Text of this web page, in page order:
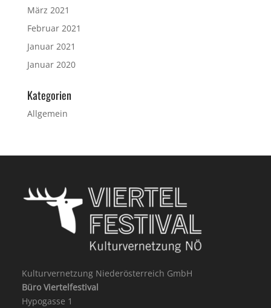
März 2021
Februar 2021
Januar 2021
Januar 2020
Kategorien
Allgemein
Kulturvernetzung Niederösterreich GmbH
Büro Viertelfestival
Hypogasse 1